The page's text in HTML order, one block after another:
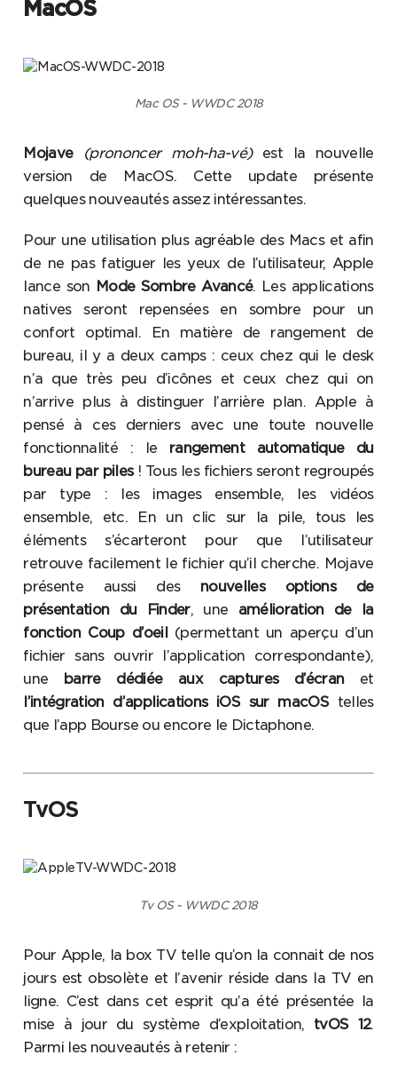
MacOS
Mac OS - WWDC 2018
Mojave (prononcer moh-ha-vé) est la nouvelle
version de MacOS. Cette update présente
quelques nouveautés assez intéressantes.
Pour une utilisation plus agréable des Macs et afin
de ne pas fatiguer les yeux de l’utilisateur, Apple
lance son Mode Sombre Avancé. Les applications
natives seront repensées en sombre pour un
confort optimal. En matière de rangement de
bureau, il y a deux camps : ceux chez qui le desk
n’a que très peu d’icônes et ceux chez qui on
n’arrive plus à distinguer l’arrière plan. Apple à
pensé à ces derniers avec une toute nouvelle
fonctionnalité : le rangement automatique du
bureau par piles ! Tous les fichiers seront regroupés
par type : les images ensemble, les vidéos
ensemble, etc. En un clic sur la pile, tous les
éléments s’écarteront pour que l’utilisateur
retrouve facilement le fichier qu’il cherche. Mojave
présente aussi des nouvelles options de
présentation du Finder, une amélioration de la
fonction Coup d’oeil (permettant un aperçu d’un
fichier sans ouvrir l’application correspondante),
une barre dédiée aux captures d’écran et
l’intégration d’applications iOS sur macOStelles
que l’app Bourse ou encore le Dictaphone.
TvOS
Tv OS - WWDC 2018
Pour Apple, la box TV telle qu’on la connait de nos
jours est obsolète et l’avenir réside dans la TV en
ligne. C’est dans cet esprit qu’a été présentée la
mise à jour du système d’exploitation, tvOS 12.
Parmi les nouveautés à retenir :